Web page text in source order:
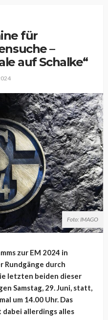
für
–
auf Schalke“
Foto: IMAGO
zur EM 2024 in
Rundgänge durch
letzten beiden dieser
Samstag, 29. Juni, statt,
um 14.00 Uhr. Das
dabei allerdings alles